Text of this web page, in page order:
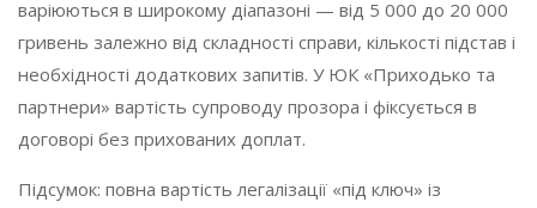
варіюються в широкому діапазоні — від 5 000 до 20 000
гривень залежно від складності справи, кількості підстав і
необхідності додаткових запитів. У ЮК «Приходько та
партнери» вартість супроводу прозора і фіксується в
договорі без прихованих доплат.
Підсумок: повна вартість легалізації «під ключ» із